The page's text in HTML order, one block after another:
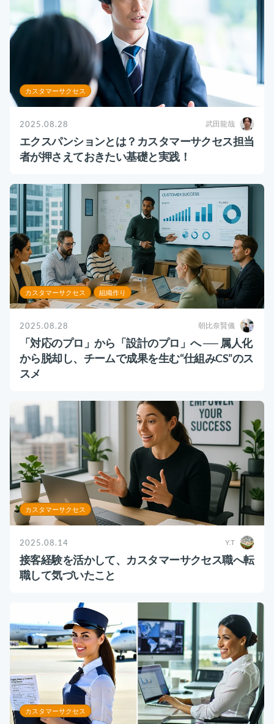
カスタマーサクセス
2025.08.28 武田龍哉
エクスパンションとは？カスタマーサクセス担当
者が押さえておきたい基礎と実践！
カスタマーサクセス 組織作り
2025.08.28 朝比奈賢儀
「対応のプロ」から「設計のプロ」へ ── 属人化
から脱却し、チームで成果を生む“仕組みCS”のス
スメ
カスタマーサクセス
2025.08.14 Y.T
接客経験を活かして、カスタマーサクセス職へ転
職して気づいたこと
カスタマーサクセス